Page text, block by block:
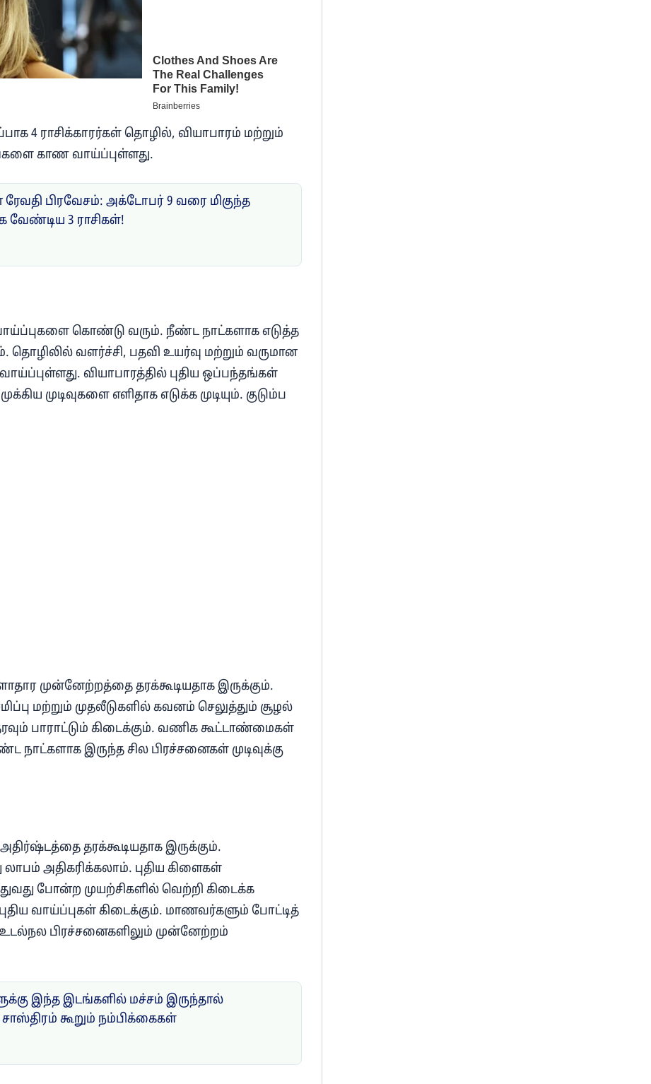
4 ராசிக்காரர்கள் தொழில், வியாபாரம் மற்றும்
காண வாய்ப்புள்ளது.
ரேவதி பிரவேசம்: அக்டோபர் 9 வரை மிகுந்த
வேண்டிய 3 ராசிகள்!
கொண்டு வரும். நீண்ட நாட்களாக எடுத்த
வளர்ச்சி, பதவி உயர்வு மற்றும் வருமான
வியாபாரத்தில் புதிய ஒப்பந்தங்கள்
முடிவுகளை எளிதாக எடுக்க முடியும். குடும்ப
முன்னேற்றத்தை தரக்கூடியதாக இருக்கும்.
மற்றும் முதலீடுகளில் கவனம் செலுத்தும் சூழல்
பாராட்டும் கிடைக்கும். வணிக கூட்டாண்மைகள்
நாட்களாக இருந்த சில பிரச்சனைகள் முடிவுக்கு
தரக்கூடியதாக இருக்கும்.
அதிகரிக்கலாம். புதிய கிளைகள்
போன்ற முயற்சிகளில் வெற்றி கிடைக்க
வாய்ப்புகள் கிடைக்கும். மாணவர்களும் போட்டித்
உடல்நல பிரச்சனைகளிலும் முன்னேற்றம்
இந்த இடங்களில் மச்சம் இருந்தால்
சாஸ்திரம் கூறும் நம்பிக்கைகள்